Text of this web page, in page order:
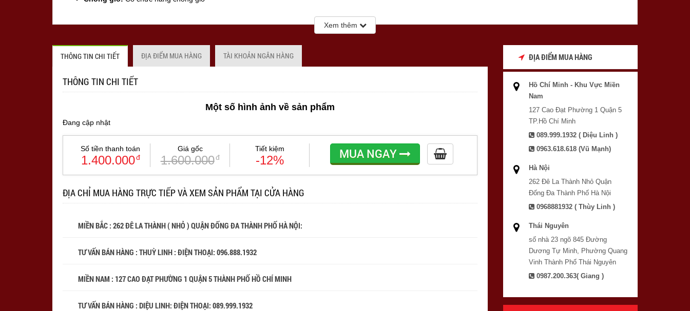
Xem thêm
THÔNG TIN CHI TIẾT ĐỊA ĐIỂM MUA HÀNG TÀI KHOẢN NGÂN HÀNG
THÔNG TIN CHI TIẾT
Một số hình ảnh về sản phẩm
Đang cập nhật
Số tiền thanh toán
1.400.000đ
Giá gốc
1.600.000đ
Tiết kiệm
-12% MUA NGAY
ĐỊA CHỈ MUA HÀNG TRỰC TIẾP VÀ XEM SẢN PHẨM TẠI CỬA HÀNG
MIỀN BẮC : 262 ĐÊ LA THÀNH ( NHỎ ) QUẬN ĐỐNG ĐA THÀNH PHỐ HÀ NỘI:
TƯ VẤN BÁN HÀNG : THUỲ LINH : ĐIỆN THOẠI: 096.888.1932
MIỀN NAM : 127 CAO ĐẠT PHƯỜNG 1 QUẬN 5 THÀNH PHỐ HỒ CHÍ MINH
TƯ VẤN BÁN HÀNG : DIỆU LINH: ĐIỆN THOẠI: 089.999.1932
ĐỊA ĐIỂM MUA HÀNG
Hồ Chí Minh - Khu Vực Miền
Nam
127 Cao Đạt Phường 1 Quận 5
TP.Hồ Chí Minh
089.999.1932 ( Diệu Linh )
0963.618.618 (Vũ Mạnh)
Hà Nội
262 Đê La Thành Nhỏ Quận
Đống Đa Thành Phố Hà Nội
0968881932 ( Thùy Linh )
Thái Nguyên
số nhà 23 ngõ 845 Đường
Dương Tự Minh, Phường Quang
Vinh Thành Phố Thái Nguyên
0987.200.363( Giang )